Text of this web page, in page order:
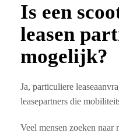
Is een
leasen
mogelijk?
Ja, particuliere
leasepartners die
Veel mensen zoeken